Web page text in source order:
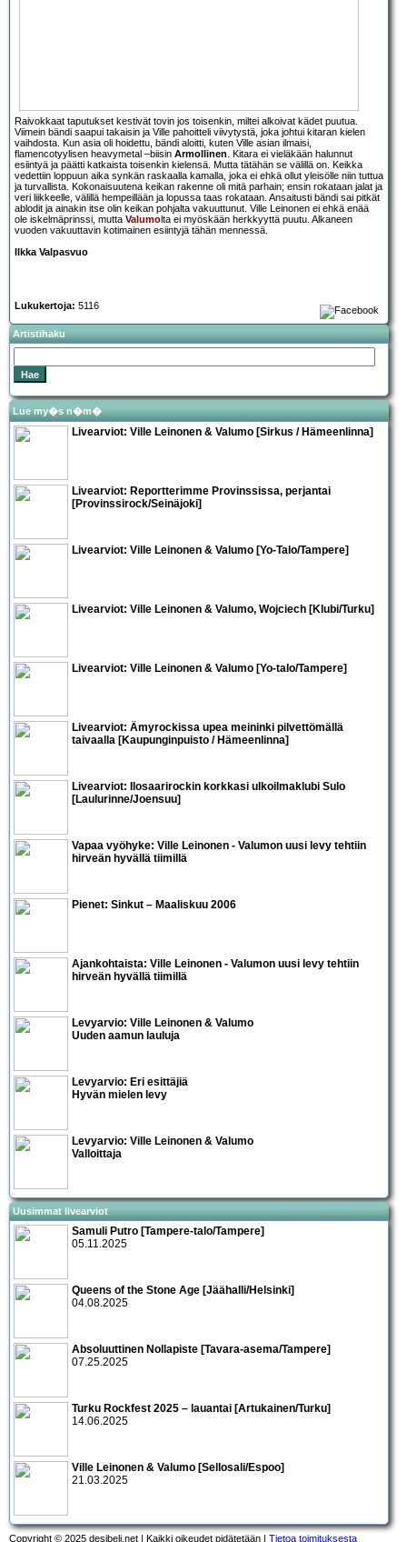
Raivokkaat taputukset kestivät tovin jos toisenkin, miltei alkoivat kädet puutua.
Viimein bändi saapui takaisin ja Ville pahoitteli viivytystä, joka johtui kitaran kielen
vaihdosta. Kun asia oli hoidettu, bändi aloitti, kuten Ville asian ilmaisi,
flamencotyylisen heavymetal –biisin Armollinen. Kitara ei vieläkään halunnut
esiintyä ja päätti katkaista toisenkin kielensä. Mutta tätähän se välillä on. Keikka
vedettiin loppuun aika synkän raskaalla kamalla, joka ei ehkä ollut yleisölle niin tuttua
ja turvallista. Kokonaisuutena keikan rakenne oli mitä parhain; ensin rokataan jalat ja
veri liikkeelle, välillä hempeillään ja lopussa taas rokataan. Ansaitusti bändi sai pitkät
ablodit ja ainakin itse olin keikan pohjalta vakuuttunut. Ville Leinonen ei ehkä enää
ole iskelmäprinssi, mutta Valumolta ei myöskään herkkyyttä puutu. Alkaneen
vuoden vakuuttavin kotimainen esiintyjä tähän mennessä.
Ilkka Valpasvuo
Lukukertoja: 5116
Artistihaku
Lue my�s n�m�
Livearviot: Ville Leinonen & Valumo [Sirkus / Hämeenlinna]
Livearviot: Reportterimme Provinssissa, perjantai
[Provinssirock/Seinäjoki]
Livearviot: Ville Leinonen & Valumo [Yo-Talo/Tampere]
Livearviot: Ville Leinonen & Valumo, Wojciech [Klubi/Turku]
Livearviot: Ville Leinonen & Valumo [Yo-talo/Tampere]
Livearviot: Ämyrockissa upea meininki pilvettömällä
taivaalla [Kaupunginpuisto / Hämeenlinna]
Livearviot: Ilosaarirockin korkkasi ulkoilmaklubi Sulo
[Laulurinne/Joensuu]
Vapaa vyöhyke: Ville Leinonen - Valumon uusi levy tehtiin
hirveän hyvällä tiimillä
Pienet: Sinkut – Maaliskuu 2006
Ajankohtaista: Ville Leinonen - Valumon uusi levy tehtiin
hirveän hyvällä tiimillä
Levyarvio: Ville Leinonen & Valumo
Uuden aamun lauluja
Levyarvio: Eri esittäjiä
Hyvän mielen levy
Levyarvio: Ville Leinonen & Valumo
Valloittaja
Uusimmat livearviot
Samuli Putro [Tampere-talo/Tampere]
05.11.2025
Queens of the Stone Age [Jäähalli/Helsinki]
04.08.2025
Absoluuttinen Nollapiste [Tavara-asema/Tampere]
07.25.2025
Turku Rockfest 2025 – lauantai [Artukainen/Turku]
14.06.2025
Ville Leinonen & Valumo [Sellosali/Espoo]
21.03.2025
Copyright © 2025 desibeli.net | Kaikki oikeudet pidätetään | Tietoa toimituksesta